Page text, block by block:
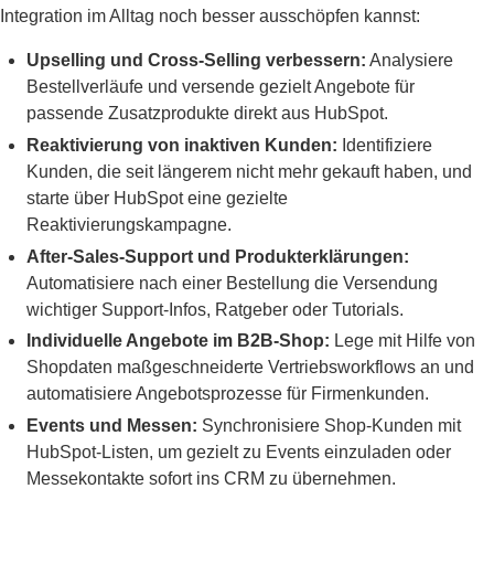
Integration im Alltag noch besser ausschöpfen kannst:
Upselling und Cross-Selling verbessern: Analysiere
Bestellverläufe und versende gezielt Angebote für
passende Zusatzprodukte direkt aus HubSpot.
Reaktivierung von inaktiven Kunden: Identifiziere
Kunden, die seit längerem nicht mehr gekauft haben, und
starte über HubSpot eine gezielte
Reaktivierungskampagne.
After-Sales-Support und Produkterklärungen:
Automatisiere nach einer Bestellung die Versendung
wichtiger Support-Infos, Ratgeber oder Tutorials.
Individuelle Angebote im B2B-Shop: Lege mit Hilfe von
Shopdaten maßgeschneiderte Vertriebsworkflows an und
automatisiere Angebotsprozesse für Firmenkunden.
Events und Messen: Synchronisiere Shop-Kunden mit
HubSpot-Listen, um gezielt zu Events einzuladen oder
Messekontakte sofort ins CRM zu übernehmen.